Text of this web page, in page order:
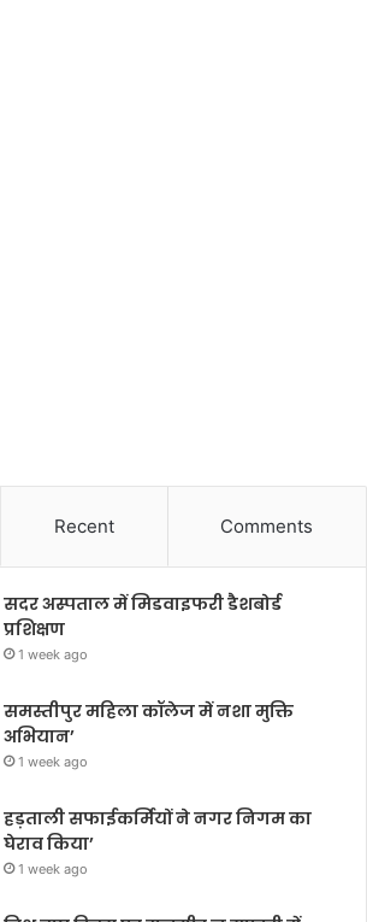
Recent Comments
सदर अस्पताल में मिडवाइफरी डैशबोर्ड
प्रशिक्षण
1 week ago
समस्तीपुर महिला कॉलेज में नशा मुक्ति
अभियान’
1 week ago
हड़ताली सफाईकर्मियों ने नगर निगम का
घेराव किया’
1 week ago